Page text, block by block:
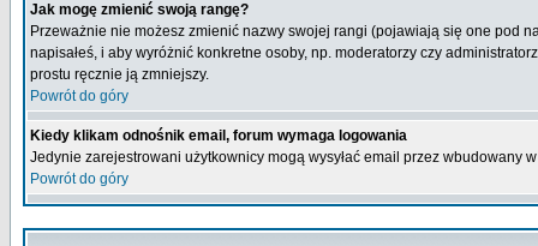
Jak mogę zmienić swoją rangę?
Przeważnie nie możesz zmienić nazwy swojej rangi (pojawiają się one pod
napisałeś, i aby wyróżnić konkretne osoby, np. moderatorzy czy
prostu ręcznie ją zmniejszy.
Powrót do góry
Kiedy klikam odnośnik email, forum wymaga logowania
Jedynie zarejestrowani użytkownicy mogą wysyłać email przez wbudowany
Powrót do góry